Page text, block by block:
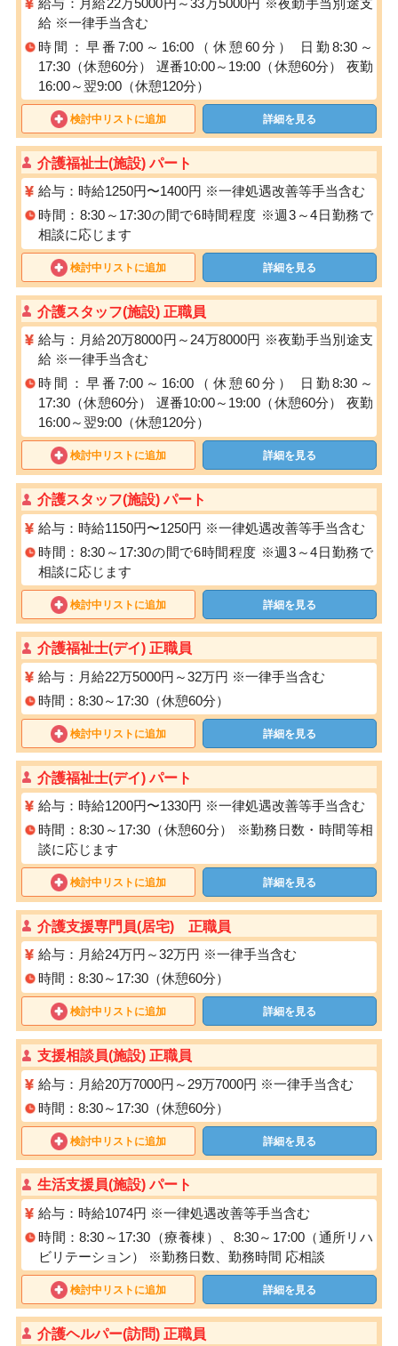
給 ※一律手当含む
時間：早番7:00～16:00（休憩60分） 日勤8:30～
17:30（休憩60分） 遅番10:00～19:00（休憩60分） 夜勤
16:00～翌9:00（休憩120分）
検討中リストに追加 詳細を見る
介護福祉士(施設) パート
給与：時給1250円〜1400円 ※⼀律処遇改善等⼿当含む
時間：8:30～17:30の間で6時間程度 ※週3～4日勤務で
相談に応じます
検討中リストに追加 詳細を見る
介護スタッフ(施設) 正職員
給与：月給20万8000円～24万8000円 ※夜勤手当別途支
給 ※一律手当含む
時間：早番7:00～16:00（休憩60分） 日勤8:30～
17:30（休憩60分） 遅番10:00～19:00（休憩60分） 夜勤
16:00～翌9:00（休憩120分）
検討中リストに追加 詳細を見る
介護スタッフ(施設) パート
給与：時給1150円〜1250円 ※⼀律処遇改善等⼿当含む
時間：8:30～17:30の間で6時間程度 ※週3～4日勤務で
相談に応じます
検討中リストに追加 詳細を見る
介護福祉士(デイ) 正職員
給与：月給22万5000円～32万円 ※一律手当含む
時間：8:30～17:30（休憩60分）
検討中リストに追加 詳細を見る
介護福祉士(デイ) パート
給与：時給1200円〜1330円 ※⼀律処遇改善等⼿当含む
時間：8:30～17:30（休憩60分） ※勤務⽇数・時間等相
談に応じます
検討中リストに追加 詳細を見る
介護支援専門員(居宅) 正職員
給与：月給24万円～32万円 ※一律手当含む
時間：8:30～17:30（休憩60分）
検討中リストに追加 詳細を見る
支援相談員(施設) 正職員
給与：月給20万7000円～29万7000円 ※一律手当含む
時間：8:30～17:30（休憩60分）
検討中リストに追加 詳細を見る
生活支援員(施設) パート
給与：時給1074円 ※⼀律処遇改善等⼿当含む
時間：8:30～17:30（療養棟）、8:30～17:00（通所リハ
ビリテーション） ※勤務⽇数、勤務時間 応相談
検討中リストに追加 詳細を見る
介護ヘルパー(訪問) 正職員